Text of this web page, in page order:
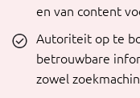
en van content
Autoriteit op te
betrouwbare
zowel